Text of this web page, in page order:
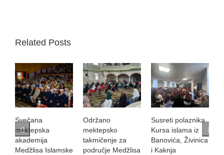
Related Posts
Svečana
mektepska
akademija
Medžlisa Islamske
Održano
mektepsko
takmičenje za
područje Medžlisa
Susreti polaznika
Kursa islama iz
Banovića, Živinica
i Kaknja